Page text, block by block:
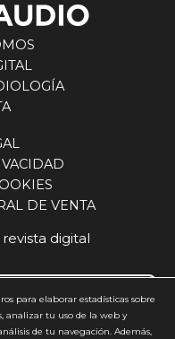
DE VENTA
digital
para elaborar estadísticas sobre
analizar tu uso de la web y
de tu navegación. Además,